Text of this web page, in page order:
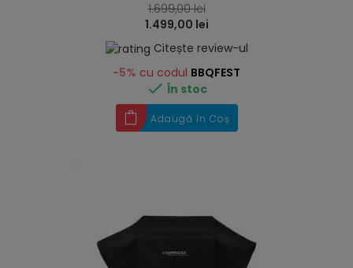
1.699,00 lei
1.499,00 lei
Citește review-ul
-5% cu codul BBQFEST
 În stoc
Adaugă în Coș